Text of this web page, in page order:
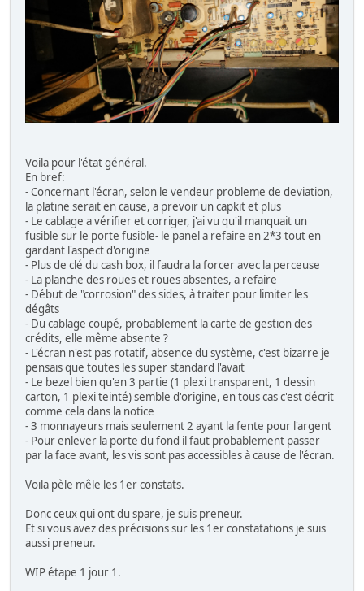
Voila pour l'état général.
En bref:
- Concernant l'écran, selon le vendeur probleme de deviation,
la platine serait en cause, a prevoir un capkit et plus
- Le cablage a vérifier et corriger, j'ai vu qu'il manquait un
fusible sur le porte fusible- le panel a refaire en 2*3 tout en
gardant l'aspect d'origine
- Plus de clé du cash box, il faudra la forcer avec la perceuse
- La planche des roues et roues absentes, a refaire
- Début de "corrosion" des sides, à traiter pour limiter les
dégâts
- Du cablage coupé, probablement la carte de gestion des
crédits, elle même absente ?
- L'écran n'est pas rotatif, absence du système, c'est bizarre je
pensais que toutes les super standard l'avait
- Le bezel bien qu'en 3 partie (1 plexi transparent, 1 dessin
carton, 1 plexi teinté) semble d'origine, en tous cas c'est décrit
comme cela dans la notice
- 3 monnayeurs mais seulement 2 ayant la fente pour l'argent
- Pour enlever la porte du fond il faut probablement passer
par la face avant, les vis sont pas accessibles à cause de l'écran.
Voila pèle mêle les 1er constats.
Donc ceux qui ont du spare, je suis preneur.
Et si vous avez des précisions sur les 1er constatations je suis
aussi preneur.
WIP étape 1 jour 1.